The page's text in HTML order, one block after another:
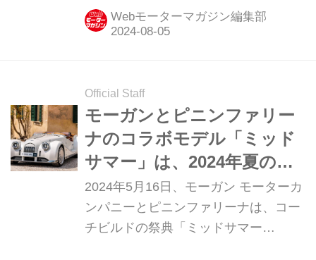
した同社初のコンセプトカー「ホンダ
HP-X」をレストアして北米デビューさ
Webモーターマガジン編集部
Official Staff
モーガンとピニンファリー
ナのコラボモデル「ミッド
サマー」は、2024年夏のグ
ッドウッドで初公開！
2024年5月16日、モーガン モーターカ
ンパニーとピニンファリーナは、コー
チビルドの祭典「ミッドサマー